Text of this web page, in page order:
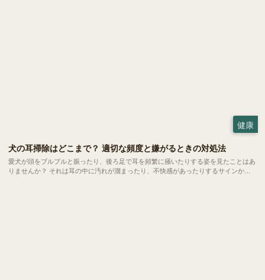
健康
犬の耳掃除はどこまで？ 適切な頻度と嫌がるときの対処法
愛犬が頭をブルブルと振ったり、後ろ足で耳を頻繁に掻いたりする姿を見たことはあ
りませんか？ それは耳の中に汚れが溜まったり、不快感があったりするサインかも